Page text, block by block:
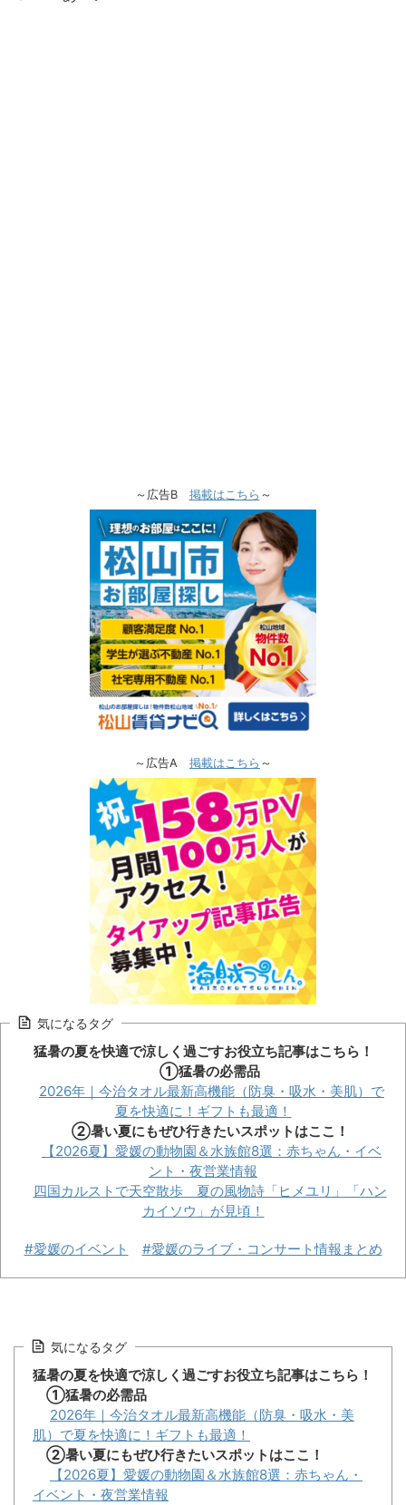
～広告B 掲載はこちら ～
～広告A 掲載はこちら ～
気になるタグ
猛暑の夏を快適で涼しく過ごすお役立ち記事はこちら！
①猛暑の必需品
2026年｜今治タオル最新高機能（防臭・吸水・美肌）で
夏を快適に！ギフトも最適！
②暑い夏にもぜひ行きたいスポットはここ！
【2026夏】愛媛の動物園＆水族館8選：赤ちゃん・イベ
ント・夜営業情報
四国カルストで天空散歩 夏の風物詩「ヒメユリ」「ハン
カイソウ」が見頃！
#愛媛のイベント #愛媛のライブ・コンサート情報まとめ
気になるタグ
猛暑の夏を快適で涼しく過ごすお役立ち記事はこちら！
①猛暑の必需品
2026年｜今治タオル最新高機能（防臭・吸水・美
肌）で夏を快適に！ギフトも最適！
②暑い夏にもぜひ行きたいスポットはここ！
【2026夏】愛媛の動物園＆水族館8選：赤ちゃん・
イベント・夜営業情報